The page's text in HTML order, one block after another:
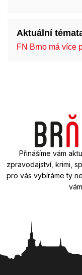
Aktuální
FN Brno má více
Přinášíme vám
zpravodajství, krimi,
pro vás vybíráme ty